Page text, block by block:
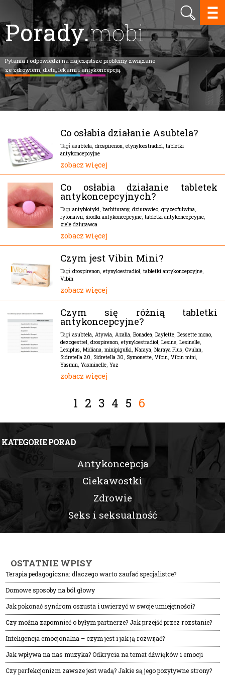
Porady.mobi
Pytania i odpowiedzi na najczęstsze problemy związane
ze zdrowiem, dietą, lekami i antykoncepcją.
Co osłabia działanie Asubtela?
Tagi:asubtela, drospirenon, etynyloestradiol, tabletki
antykoncepcyjne
zobacz więcej
Co osłabia działanie tabletek
antykoncepcyjnych?
Tagi:antybiotyki, barbiturany, dziurawiec, gryzeofulwina,
rytonawir, środki antykoncepcyjne, tabletki antykoncepcyjne,
ziele dziurawca
zobacz więcej
Czym jest Vibin Mini?
Tagi:drospirenon, etynyloestradiol, tabletki antykoncepcyjne,
Vibin
zobacz więcej
Czym się różnią tabletki
antykoncepcyjne?
Tagi:asubtela, Atywia, Azalia, Bonadea, Daylette, Dessette mono,
dezogestrel, drospirenon, etynyloestradiol, Lesine, Lesinelle,
Lesiplus, Midiana, minipigułki, Naraya, Naraya Plus, Ovulan,
Sidretella 20, Sidretella 30, Symonette, Vibin, Vibin mini,
Yasmin, Yasminelle, Yaz
zobacz więcej
1 2 3 4 5 6
KATEGORIE PORAD
Antykoncepcja
Ciekawostki
Zdrowie
Seks i seksualność
OSTATNIE WPISY
Terapia pedagogiczna: dlaczego warto zaufać specjalistce?
Domowe sposoby na ból głowy
Jak pokonać syndrom oszusta i uwierzyć w swoje umiejętności?
Czy można zapomnieć o byłym partnerze? Jak przejść przez rozstanie?
Inteligencja emocjonalna – czym jest i jak ją rozwijać?
Jak wpływa na nas muzyka? Odkrycia na temat dźwięków i emocji
Czy perfekcjonizm zawsze jest wadą? Jakie są jego pozytywne strony?